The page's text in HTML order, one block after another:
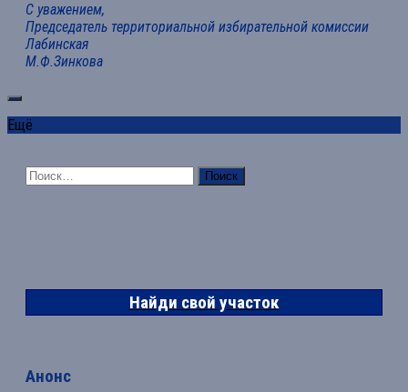
С уважением,
Председатель территориальной избирательной комиссии
Лабинская
М.Ф.Зинкова
Ещё
Найти:
Найди свой участок
Анонс